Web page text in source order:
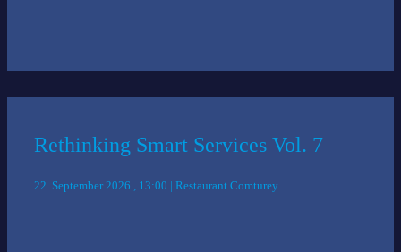
Rethinking Smart Services Vol. 7
22. September 2026 , 13:00 | Restaurant Comturey